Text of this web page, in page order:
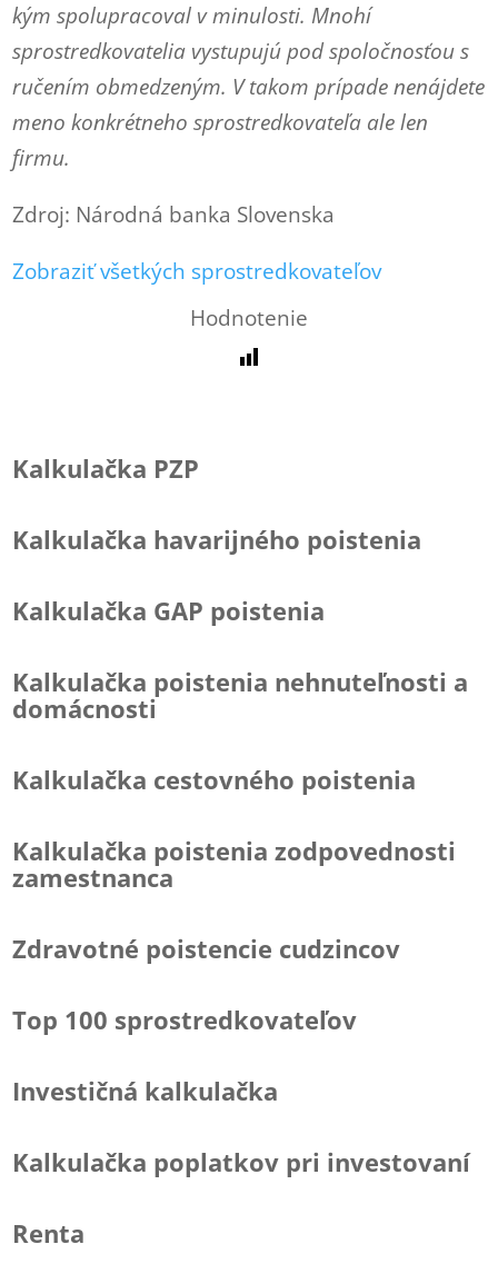
kým spolupracoval v minulosti. Mnohí
sprostredkovatelia vystupujú pod spoločnosťou s
ručením obmedzeným. V takom prípade nenájdete
meno konkrétneho sprostredkovateľa ale len
firmu.
Zdroj: Národná banka Slovenska
Zobraziť všetkých sprostredkovateľov
Hodnotenie
Kalkulačka PZP
Kalkulačka havarijného poistenia
Kalkulačka GAP poistenia
Kalkulačka poistenia nehnuteľnosti a
domácnosti
Kalkulačka cestovného poistenia
Kalkulačka poistenia zodpovednosti
zamestnanca
Zdravotné poistencie cudzincov
Top 100 sprostredkovateľov
Investičná kalkulačka
Kalkulačka poplatkov pri investovaní
Renta